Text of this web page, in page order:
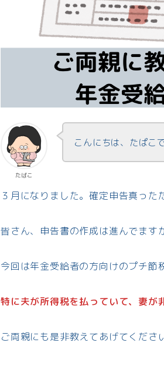
たぱこ
こんにちは、たぱこ
３月になりました。確定申告真った
皆さん、申告書の作成は進んでます
今回は年金受給者の方向けのプチ節
特に夫が所得税を払っていて、妻が
ご両親にも是非教えてあげてくださ